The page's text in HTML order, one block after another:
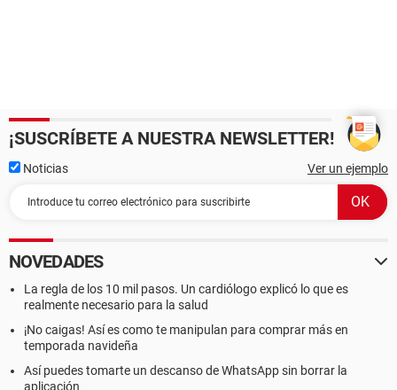
¡SUSCRÍBETE A NUESTRA NEWSLETTER!
Noticias Ver un ejemplo
NOVEDADES
La regla de los 10 mil pasos. Un cardiólogo explicó lo que es
realmente necesario para la salud
¡No caigas! Así es como te manipulan para comprar más en
temporada navideña
Así puedes tomarte un descanso de WhatsApp sin borrar la
aplicación